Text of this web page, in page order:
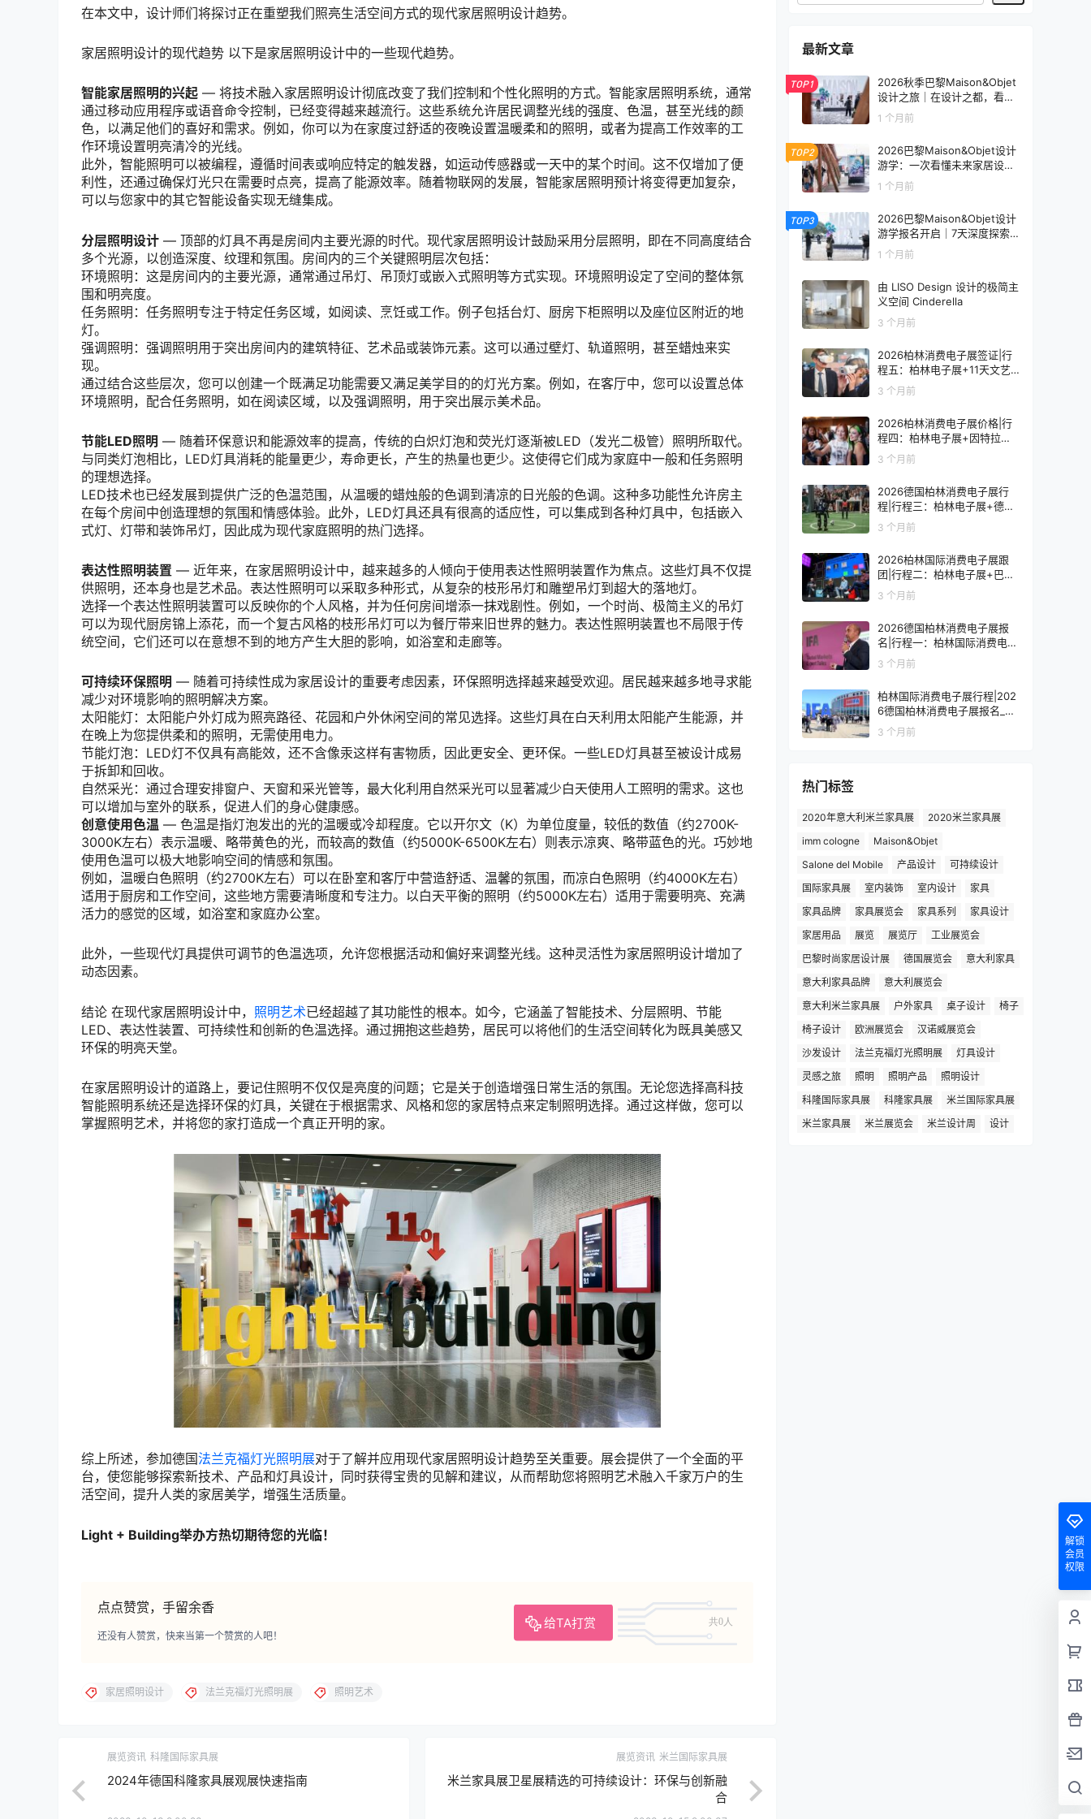
在本文中，设计师们将探讨正在重塑我们照亮生活空间方式的现代家居照明设计趋势。
家居照明设计的现代趋势 以下是家居照明设计中的一些现代趋势。
智能家居照明的兴起 — 将技术融入家居照明设计彻底改变了我们控制和个性化照明的方式。智能家居照明系统，通常
通过移动应用程序或语音命令控制，已经变得越来越流行。这些系统允许居民调整光线的强度、色温，甚至光线的颜
色，以满足他们的喜好和需求。例如，你可以为在家度过舒适的夜晚设置温暖柔和的照明，或者为提高工作效率的工
作环境设置明亮清冷的光线。
此外，智能照明可以被编程，遵循时间表或响应特定的触发器，如运动传感器或一天中的某个时间。这不仅增加了便
利性，还通过确保灯光只在需要时点亮，提高了能源效率。随着物联网的发展，智能家居照明预计将变得更加复杂，
可以与您家中的其它智能设备实现无缝集成。
分层照明设计 — 顶部的灯具不再是房间内主要光源的时代。现代家居照明设计鼓励采用分层照明，即在不同高度结合
多个光源，以创造深度、纹理和氛围。房间内的三个关键照明层次包括：
环境照明：这是房间内的主要光源，通常通过吊灯、吊顶灯或嵌入式照明等方式实现。环境照明设定了空间的整体氛
围和明亮度。
任务照明：任务照明专注于特定任务区域，如阅读、烹饪或工作。例子包括台灯、厨房下柜照明以及座位区附近的地
灯。
强调照明：强调照明用于突出房间内的建筑特征、艺术品或装饰元素。这可以通过壁灯、轨道照明，甚至蜡烛来实
现。
通过结合这些层次，您可以创建一个既满足功能需要又满足美学目的的灯光方案。例如，在客厅中，您可以设置总体
环境照明，配合任务照明，如在阅读区域，以及强调照明，用于突出展示美术品。
节能LED照明 — 随着环保意识和能源效率的提高，传统的白炽灯泡和荧光灯逐渐被LED（发光二极管）照明所取代。
与同类灯泡相比，LED灯具消耗的能量更少，寿命更长，产生的热量也更少。这使得它们成为家庭中一般和任务照明
的理想选择。
LED技术也已经发展到提供广泛的色温范围，从温暖的蜡烛般的色调到清凉的日光般的色调。这种多功能性允许房主
在每个房间中创造理想的氛围和情感体验。此外，LED灯具还具有很高的适应性，可以集成到各种灯具中，包括嵌入
式灯、灯带和装饰吊灯，因此成为现代家庭照明的热门选择。
表达性照明装置 — 近年来，在家居照明设计中，越来越多的人倾向于使用表达性照明装置作为焦点。这些灯具不仅提
供照明，还本身也是艺术品。表达性照明可以采取多种形式，从复杂的枝形吊灯和雕塑吊灯到超大的落地灯。
选择一个表达性照明装置可以反映你的个人风格，并为任何房间增添一抹戏剧性。例如，一个时尚、极简主义的吊灯
可以为现代厨房锦上添花，而一个复古风格的枝形吊灯可以为餐厅带来旧世界的魅力。表达性照明装置也不局限于传
统空间，它们还可以在意想不到的地方产生大胆的影响，如浴室和走廊等。
可持续环保照明 — 随着可持续性成为家居设计的重要考虑因素，环保照明选择越来越受欢迎。居民越来越多地寻求能
减少对环境影响的照明解决方案。
太阳能灯：太阳能户外灯成为照亮路径、花园和户外休闲空间的常见选择。这些灯具在白天利用太阳能产生能源，并
在晚上为您提供柔和的照明，无需使用电力。
节能灯泡：LED灯不仅具有高能效，还不含像汞这样有害物质，因此更安全、更环保。一些LED灯具甚至被设计成易
于拆卸和回收。
自然采光：通过合理安排窗户、天窗和采光管等，最大化利用自然采光可以显著减少白天使用人工照明的需求。这也
可以增加与室外的联系，促进人们的身心健康感。
创意使用色温 — 色温是指灯泡发出的光的温暖或冷却程度。它以开尔文（K）为单位度量，较低的数值（约2700K-
3000K左右）表示温暖、略带黄色的光，而较高的数值（约5000K-6500K左右）则表示凉爽、略带蓝色的光。巧妙地
使用色温可以极大地影响空间的情感和氛围。
例如，温暖白色照明（约2700K左右）可以在卧室和客厅中营造舒适、温馨的氛围，而凉白色照明（约4000K左右）
适用于厨房和工作空间，这些地方需要清晰度和专注力。以白天平衡的照明（约5000K左右）适用于需要明亮、充满
活力的感觉的区域，如浴室和家庭办公室。
此外，一些现代灯具提供可调节的色温选项，允许您根据活动和偏好来调整光线。这种灵活性为家居照明设计增加了
动态因素。
结论 在现代家居照明设计中， 照明艺术已经超越了其功能性的根本。如今，它涵盖了智能技术、分层照明、节能
LED、表达性装置、可持续性和创新的色温选择。通过拥抱这些趋势，居民可以将他们的生活空间转化为既具美感又
环保的明亮天堂。
在家居照明设计的道路上，要记住照明不仅仅是亮度的问题；它是关于创造增强日常生活的氛围。无论您选择高科技
智能照明系统还是选择环保的灯具，关键在于根据需求、风格和您的家居特点来定制照明选择。通过这样做，您可以
掌握照明艺术，并将您的家打造成一个真正开明的家。
综上所述，参加德国法兰克福灯光照明展对于了解并应用现代家居照明设计趋势至关重要。展会提供了一个全面的平
台，使您能够探索新技术、产品和灯具设计，同时获得宝贵的见解和建议，从而帮助您将照明艺术融入千家万户的生
活空间，提升人类的家居美学，增强生活质量。
Light + Building举办方热切期待您的光临！
点点赞赏，手留余香
给TA打赏 共0人
还没有人赞赏，快来当第一个赞赏的人吧！
家居照明设计 法兰克福灯光照明展 照明艺术
展览资讯 科隆国际家具展
2024年德国科隆家具展观展快速指南
展览资讯 米兰国际家具展
米兰家具展卫星展精选的可持续设计：环保与创新融
合
最新文章
TOP1
2026秋季巴黎Maison&Objet
设计之旅｜在设计之都，看见
未来生活的模样
1 个月前
TOP2
2026巴黎Maison&Objet设计
游学：一次看懂未来家居设计
趋势
1 个月前
TOP3
2026巴黎Maison&Objet设计
游学报名开启｜7天深度探索
全球家居设计趋势
1 个月前
由 LISO Design 设计的极简主
义空间 Cinderella
3 个月前
2026柏林消费电子展签证|行
程五：柏林电子展+11天文艺
复兴之旅
3 个月前
2026柏林消费电子展价格|行
程四：柏林电子展+因特拉肯1
0天浪漫之旅
3 个月前
2026德国柏林消费电子展行
程|行程三：柏林电子展+德国
9天人文之旅
3 个月前
2026柏林国际消费电子展跟
团|行程二：柏林电子展+巴黎
8天艺术之旅
3 个月前
2026德国柏林消费电子展报
名|行程一：柏林国际消费电子
展观展7天
3 个月前
柏林国际消费电子展行程|202
6德国柏林消费电子展报名_价
格_门票_签证
3 个月前
热门标签
2020年意大利米兰家具展
2020米兰家具展
imm cologne
Maison&Objet
Salone del Mobile
产品设计
可持续设计
国际家具展
室内装饰 室内设计
家具
家具品牌
家具展览会 家具系列
家具设计
家居用品
展览 展览厅
工业展览会
巴黎时尚家居设计展
德国展览会
意大利家具
意大利家具品牌
意大利展览会
意大利米兰家具展
户外家具 桌子设计
椅子
椅子设计
欧洲展览会
汉诺威展览会
沙发设计
法兰克福灯光照明展
灯具设计
灵感之旅
照明 照明产品
照明设计
科隆国际家具展
科隆家具展
米兰国际家具展
米兰家具展
米兰展览会 米兰设计周 设计
解锁
会员
权限